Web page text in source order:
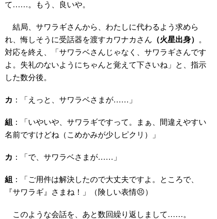
て……。もう、良いや。
結局、サワラギさんから、わたしに代わるよう求めら
れ、悔しそうに受話器を渡すカワナカさん （火星出身）
。
対応を終え、「サワラベさんじゃなく、サワラギさんです
よ。失礼のないようにちゃんと覚えて下さいね」と、指示
した数分後。
カ ：「えっと、サワラベさまが……」
組 ：「いやいや、サワラギですって。まぁ、間違えやすい
名前ですけどね（こめかみが少しピクリ）」
カ ：「で、サワラベさまが……」
組 ：「ご用件は解決したので大丈夫ですよ。ところで、
『サワラギ』さまね！」（険しい表情😣）
このような会話を、あと数回繰り返しまして……。